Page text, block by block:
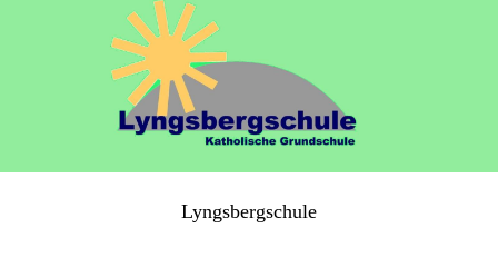
Lyngsbergschule